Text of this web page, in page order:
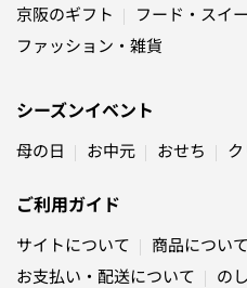
京阪のギフト フード・スイ
ファッション・雑貨
シーズンイベント
母の日 お中元 おせち
ご利用ガイド
サイトについて 商品について
お支払い・配送について
の